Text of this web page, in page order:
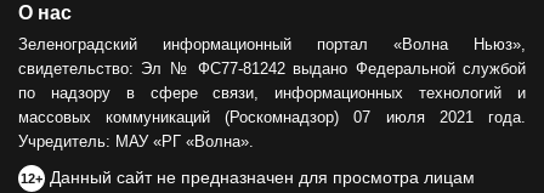
О нас
Зеленоградский информационный портал «Волна Ньюз»,
свидетельство: Эл № ФС77-81242 выдано Федеральной службой
по надзору в сфере связи, информационных технологий и
массовых коммуникаций (Роскомнадзор) 07 июля 2021 года.
Учредитель: МАУ «РГ «Волна».
12+ Данный сайт не предназначен для просмотра лицам